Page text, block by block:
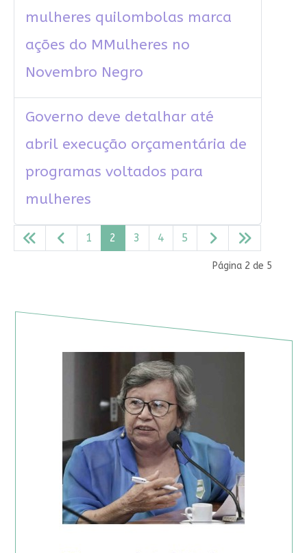
mulheres quilombolas marca
ações do MMulheres no
Novembro Negro
Governo deve detalhar até
abril execução orçamentária de
programas voltados para
mulheres
Página 2 de 5
1 2 3 4 5